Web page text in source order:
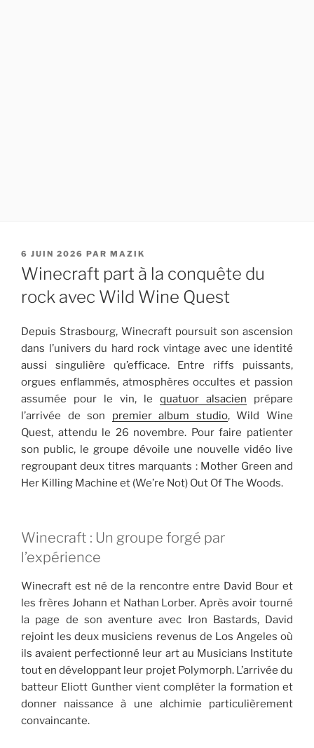
PUBLIÉ
LE
6 JUIN 2026 PAR MAZIK
Winecraft part à la conquête du
rock avec Wild Wine Quest
Depuis Strasbourg, Winecraft poursuit son ascension
dans l’univers du hard rock vintage avec une identité
aussi singulière qu’efficace. Entre riffs puissants,
orgues enflammés, atmosphères occultes et passion
assumée pour le vin, le quatuor alsacien prépare
l’arrivée de son premier album studio, Wild Wine
Quest, attendu le 26 novembre. Pour faire patienter
son public, le groupe dévoile une nouvelle vidéo live
regroupant deux titres marquants : Mother Green and
Her Killing Machine et (We’re Not) Out Of The Woods.
Winecraft : Un groupe forgé par
l’expérience
Winecraft est né de la rencontre entre David Bour et
les frères Johann et Nathan Lorber. Après avoir tourné
la page de son aventure avec Iron Bastards, David
rejoint les deux musiciens revenus de Los Angeles où
ils avaient perfectionné leur art au Musicians Institute
tout en développant leur projet Polymorph. L’arrivée du
batteur Eliott Gunther vient compléter la formation et
donner naissance à une alchimie particulièrement
convaincante.